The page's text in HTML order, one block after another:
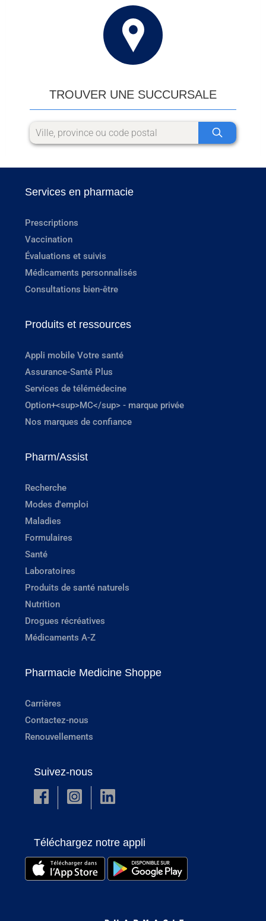
TROUVER UNE SUCCURSALE
Services en pharmacie
Prescriptions
Vaccination
Évaluations et suivis
Médicaments personnalisés
Consultations bien-être
Produits et ressources
Appli mobile Votre santé
Assurance-Santé Plus
Services de télémédecine
Option+<sup>MC</sup> - marque privée
Nos marques de confiance
Pharm/Assist
Recherche
Modes d'emploi
Maladies
Formulaires
Santé
Laboratoires
Produits de santé naturels
Nutrition
Drogues récréatives
Médicaments A-Z
Pharmacie Medicine Shoppe
Carrières
Contactez-nous
Renouvellements
Suivez-nous
Téléchargez notre appli